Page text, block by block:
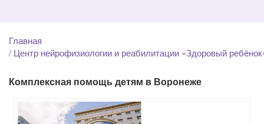
Главная
Центр нейрофизиологии и реабилитации «Здоровый
Комплексная помощь детям в Воронеже